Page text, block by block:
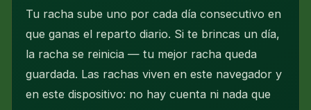
Tu racha sube uno por cada día consecutivo en
que ganas el reparto diario. Si te brincas un día,
la racha se reinicia — tu mejor racha queda
guardada. Las rachas viven en este navegador y
en este dispositivo: no hay cuenta ni nada que